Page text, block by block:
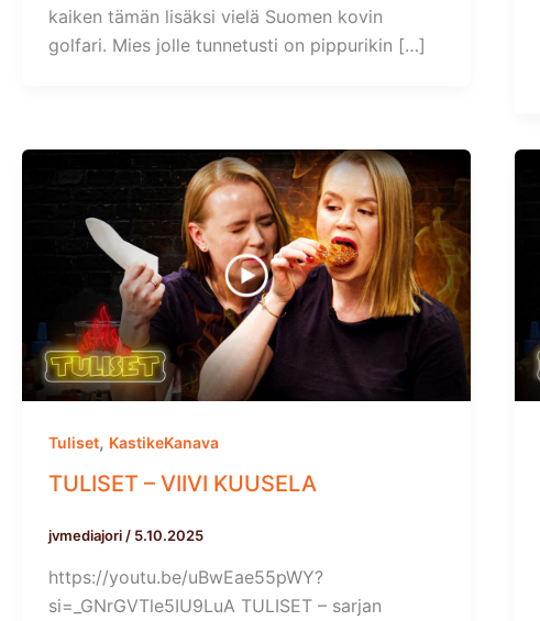
kaiken tämän lisäksi vielä Suomen kovin
golfari. Mies jolle tunnetusti on pippurikin […]
Tuliset, KastikeKanava
TULISET – VIIVI KUUSELA
jvmediajori / 5.10.2025
https://youtu.be/uBwEae55pWY?
si=_GNrGVTle5IU9LuA TULISET – sarjan